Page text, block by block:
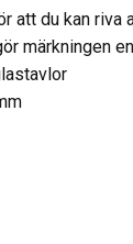
att du kan riva
märkningen